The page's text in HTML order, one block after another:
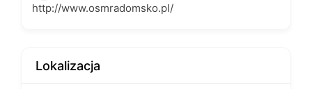
http://www.osmradomsko.pl/
Lokalizacja